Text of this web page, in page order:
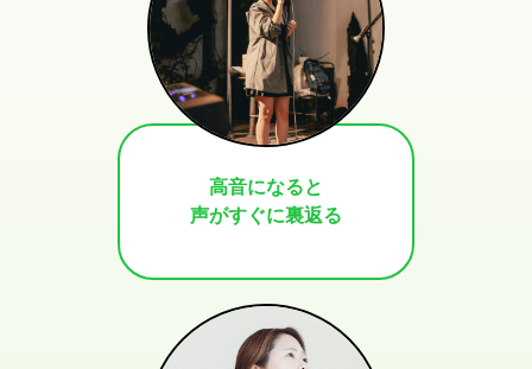
高音になると
声がすぐに裏返る